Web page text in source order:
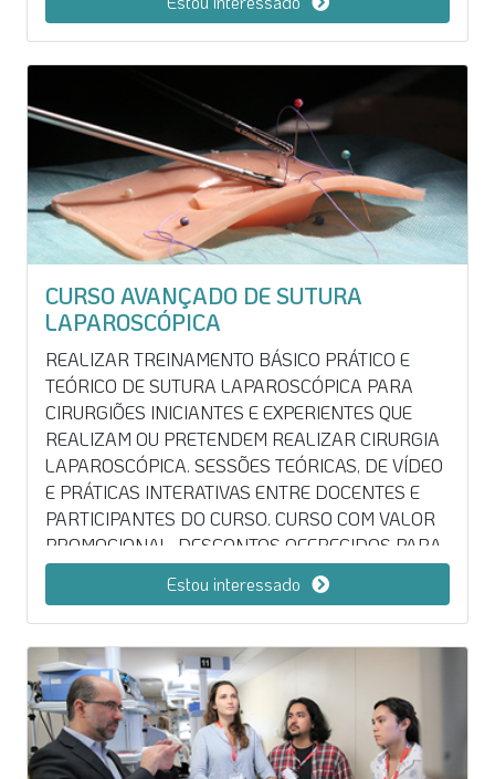
MEDICINA COM BASE EM EVIDÊNCIAS
ENCONTRADAS EM HÉRNIAS DA PAREDE
ABDOMINAL, TÉCNICAS CIRÚRGICAS E
PROCEDIMENTOS “PASSO-A-PASSO” EM
DIFERENTES CIRURGIAS DA PAREDE
ABDOMINAL, DURANTE EXERCÍCIOS PRÁTICOS
DE LABORATÓRIO EM TECIDOS E ANIMAIS
ORIENTADOS POR ESPECIALISTAS, INTERAÇÃO
COM CIRURGIÕES TREINADOS (PARTICIPANTES
DO CURSO) ATRAVÉS DE VÍDEOS EDITADOS E
CIRÚRGICAS E SUAS COMPLICAÇÕES.
CURSO AVANÇADO DE SUTURA
LAPAROSCÓPICA
REALIZAR TREINAMENTO BÁSICO PRÁTICO E
TEÓRICO DE SUTURA LAPAROSCÓPICA PARA
CIRURGIÕES INICIANTES E EXPERIENTES QUE
REALIZAM OU PRETENDEM REALIZAR CIRURGIA
LAPAROSCÓPICA. SESSÕES TEÓRICAS, DE VÍDEO
E PRÁTICAS INTERATIVAS ENTRE DOCENTES E
PARTICIPANTES DO CURSO. CURSO COM VALOR
PROMOCIONAL. DESCONTOS OFERECIDOS PARA
PARCEIROS, SOCIEDADES E EX-ALUNOS NÃO SÃO
APLICÁVEIS.
Estou interessado